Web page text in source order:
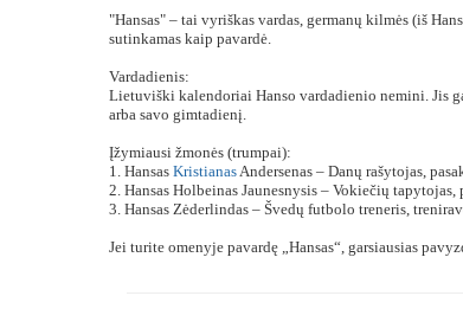
"Hansas" – tai vyriškas vardas, germanų kilmės (iš
sutinkamas kaip pavardė.
Vardadienis:
Lietuviški kalendoriai Hanso vardadienio nemini. Jis
arba savo gimtadienį.
Įžymiausi žmonės (trumpai):
1. Hansas KristianasAndersenas – Danų rašytojas,
2. Hansas Holbeinas Jaunesnysis – Vokiečių tapytojas,
3. Hansas Zėderlindas – Švedų futbolo treneris,
Jei turite omenyje pavardę „Hansas“, garsiausias